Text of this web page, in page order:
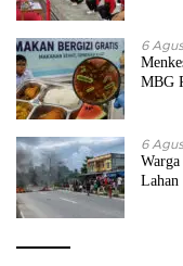
6
MBG
6
Lahan